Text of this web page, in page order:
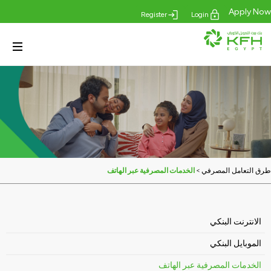
Apply Now
Login
Register
طرق التعامل المصرفي > الخدمات المصرفية عبر الهاتف
الانترنت البنكي
الموبايل البنكي
الخدمات المصرفية عبر الهاتف